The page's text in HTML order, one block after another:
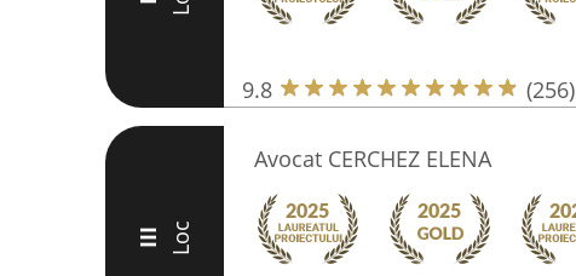
9.8 (256)
III Loc
Avocat CERCHEZ ELENA